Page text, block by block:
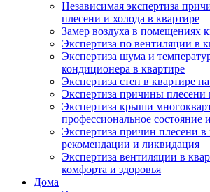
Независимая экспертиза
плесени и холода в квартире
Замер воздуха в помещениях
Экспертиза по вентиляции в
Экспертиза шума и
кондиционера в квартире
Экспертиза стен в квартире
Экспертиза причины плесени
Экспертиза крыши
профессиональное состояние
Экспертиза причин плесени в
рекомендации и ликвидация
Экспертиза вентиляции в
комфорта и здоровья
Дома